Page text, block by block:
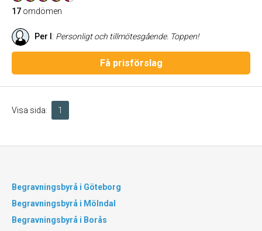
17 omdömen
Per I : Personligt och tillmötesgående. Toppen!
Få prisförslag
Visa sida: 1
Begravningsbyrå i Göteborg
Begravningsbyrå i Mölndal
Begravningsbyrå i Borås